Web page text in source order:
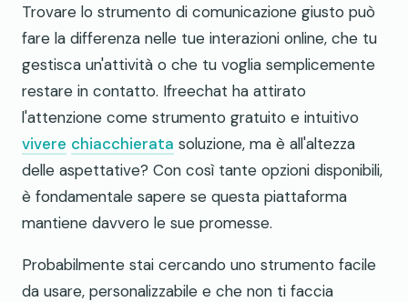
Trovare lo strumento di comunicazione giusto può
fare la differenza nelle tue interazioni online, che tu
gestisca un'attività o che tu voglia semplicemente
restare in contatto. Ifreechat ha attirato
l'attenzione come strumento gratuito e intuitivo
vivere chiacchierata soluzione, ma è all'altezza
delle aspettative? Con così tante opzioni disponibili,
è fondamentale sapere se questa piattaforma
mantiene davvero le sue promesse.
Probabilmente stai cercando uno strumento facile
da usare, personalizzabile e che non ti faccia